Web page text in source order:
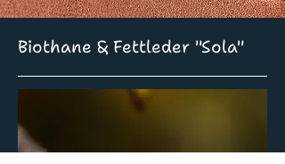
Biothane & Fettleder "Sola"